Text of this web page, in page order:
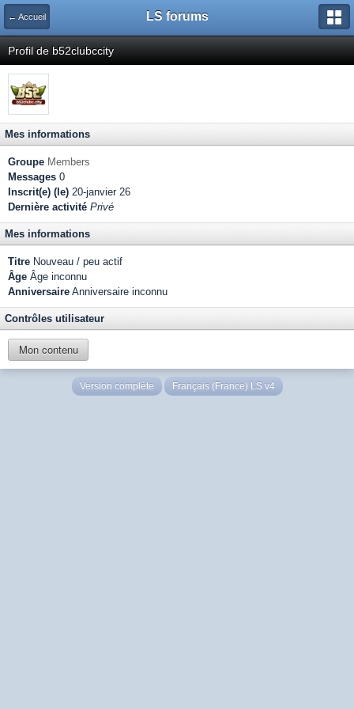
← Accueil LS forums
Profil de b52clubccity
Mes informations
Groupe Members
Messages 0
Inscrit(e) (le) 20-janvier 26
Dernière activité Privé
Mes informations
Titre Nouveau / peu actif
Âge Âge inconnu
Anniversaire Anniversaire inconnu
Contrôles utilisateur
Mon contenu
Version complète Français (France) LS v4